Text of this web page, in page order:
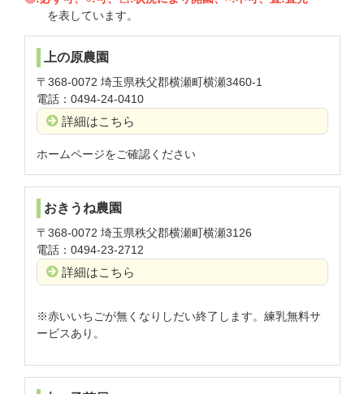
を表しています。
上の原農園
〒368-0072 埼玉県秩父郡横瀬町横瀬3460-1
電話：0494-24-0410
詳細はこちら
ホームページをご確認ください
おきうね農園
〒368-0072 埼玉県秩父郡横瀬町横瀬3126
電話：0494-23-2712
詳細はこちら
※赤いいちごが無くなりしだい終了します。練乳無料サ
ービスあり。